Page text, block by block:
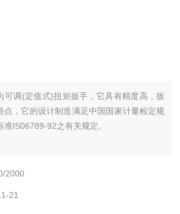
可调(定值式)扭矩扳手，它具有精度高，扳
点，它的设计制造满足中国国家计量检定规
IS06789-92之有关规定。
2000
21